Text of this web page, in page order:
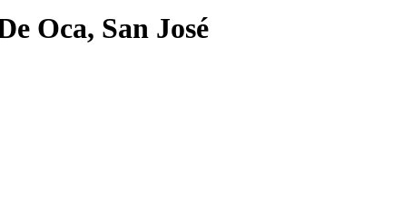
Oca, San José